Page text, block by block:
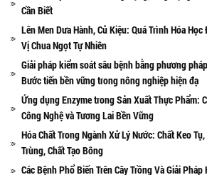
Cần Biết
Lên Men Dưa Hành, Củ Kiệu: Quá Trình Hóa Học
Vị Chua Ngọt Tự Nhiên
Giải pháp kiểm soát sâu bệnh bằng phương
Bước tiến bền vững trong nông nghiệp hiện đạ
Ứng dụng Enzyme trong Sản Xuất Thực Phẩm:
Công Nghệ và Tương Lai Bền Vững
Hóa Chất Trong Ngành Xử Lý Nước: Chất Keo
Trùng, Chất Tạo Bông
Các Bệnh Phổ Biến Trên Cây Trồng Và Giải Pháp